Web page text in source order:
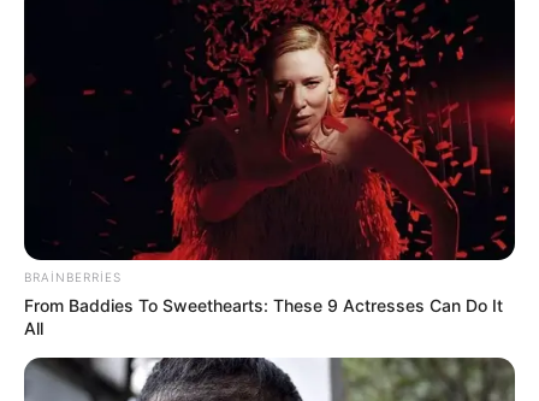
Müdafiə Nazirliyi hərbçinin ölümü iləbağlı
məlumat yayıb
BRAINBERRIES
From Baddies To Sweethearts: These 9 Actresses Can Do It
All